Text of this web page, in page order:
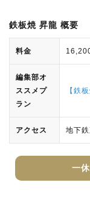
鉄板焼 昇龍 概要
料金
編集部オ
ススメプ
ラン
【鉄
アクセス 地下
一